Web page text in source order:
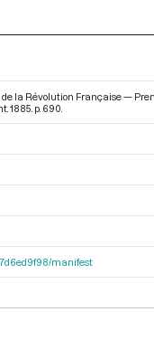
la Révolution Française —
1885. p. 690.
manifest